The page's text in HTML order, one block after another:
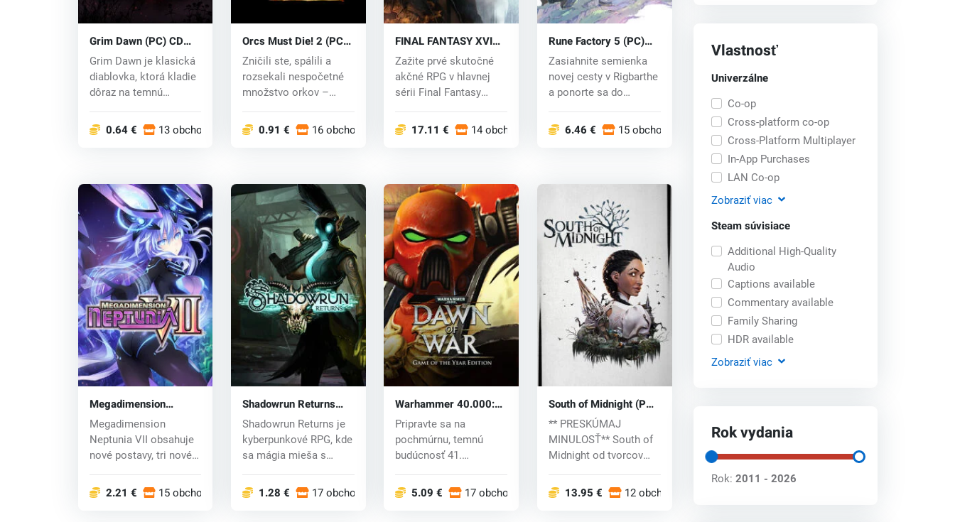
Grim Dawn (PC) CD
key
Grim Dawn je klasická
diablovka, ktorá kladie
dôraz na temnú
0.64 € 13 obchodoch
Orcs Must Die! 2 (PC)
CD key
Zničili ste, spálili a
rozsekali nespočetné
množstvo orkov –
0.91 € 16 obchodoch
FINAL FANTASY XVI
(PC) key
Zažite prvé skutočné
akčné RPG v hlavnej
sérii Final Fantasy
17.11 € 14 obchodoch
Rune Factory 5 (PC)
key
Zasiahnite semienka
novej cesty v Rigbarthe
a ponorte sa do
6.46 € 15 obchodoch
Megadimension
Neptunia VII (PC) CD
key
Megadimension
Neptunia VII obsahuje
nové postavy, tri nové
2.21 € 15 obchodoch
Shadowrun Returns
(PC) CD key
Shadowrun Returns je
kyberpunkové RPG, kde
sa mágia mieša s
1.28 € 17 obchodoch
Warhammer 40.000:
Dawn of War (PC) CD
key
Pripravte sa na
pochmúrnu, temnú
budúcnosť 41.
mimozemsk...
5.09 € 17 obchodoch
South of Midnight (PC)
key
** PRESKÚMAJ
MINULOSŤ** South of
Midnight od tvorcov
Fe...13.95 € 12 obchodoch
Vlastnosť
Univerzálne
Co-op
Cross-platform co-op
Cross-Platform Multiplayer
In-App Purchases
LAN Co-op
Zobraziť viac
Steam súvisiace
Additional High-Quality
Audio
Captions available
Commentary available
Family Sharing
HDR available
Zobraziť viac
Rok vydania
Rok:2011 - 2026